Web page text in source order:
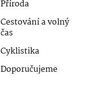
Příroda
Cestování a volný
čas
Cyklistika
Doporučujeme